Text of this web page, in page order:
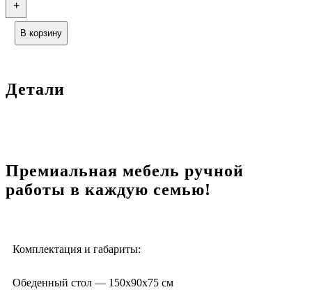
+
В корзину
Детали
Премиальная мебель ручной
работы в каждую семью!
Комплектация и габариты:
Обеденный стол — 150х90х75 см